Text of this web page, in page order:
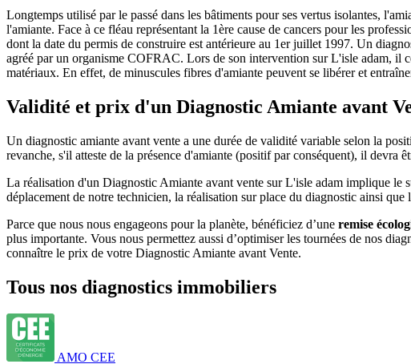
Longtemps utilisé par le passé dans les bâtiments pour ses vertus isolantes,
l'amiante. Face à ce fléau représentant la 1ère cause de cancers pour les
dont la date du permis de construire est antérieure au 1er juillet 1997. Un
agréé par un organisme COFRAC. Lors de son intervention sur L'isle adam, il
matériaux. En effet, de minuscules fibres d'amiante peuvent se libérer et
Validité et prix d'un Diagnostic Amiante avant
Un diagnostic amiante avant vente a une durée de validité variable selon la
revanche, s'il atteste de la présence d'amiante (positif par conséquent), il devra
La réalisation d'un Diagnostic Amiante avant vente sur L'isle adam implique
déplacement de notre technicien, la réalisation sur place du diagnostic ainsi
Parce que nous nous engageons pour la planète, bénéficiez d’une remise
plus importante. Vous nous permettez aussi d’optimiser les tournées de nos
connaître le prix de votre Diagnostic Amiante avant Vente.
Tous nos diagnostics immobiliers
AMO CEE